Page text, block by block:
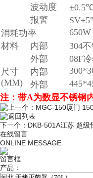
波动度
报警
消耗功率
650W
材料
内部
304
外部
08F
尺寸
(MM)
内部
外部
注：带A为数显不锈钢
上一个： MGC-150厦门
返回列表
下一个： DKB-501A江苏 超级
在线留言
ONLINE MESSAGE
留言框
产品：